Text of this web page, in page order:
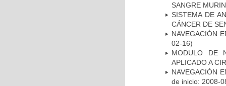
SANGRE
SISTEMA DE
CÁNCER DE
NAVEGACIÓN
02-16)
MODULO DE
APLICADO A
NAVEGACIÓN
de inicio: 2008-